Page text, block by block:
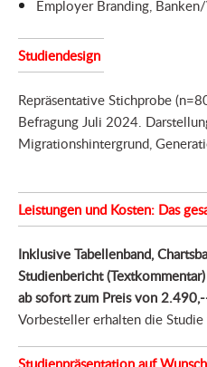
Employer Branding,
Studiendesign
Repräsentative Stichprobe
Befragung Juli 2024.
Migrationshintergrund,
Leistungen und Kosten: Das
Inklusive Tabellenband,
Studienbericht
ab sofort zum Preis von
Vorbesteller erhalten die